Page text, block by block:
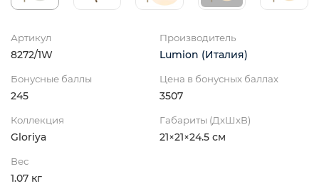
Артикул
8272/1W
Производитель
Lumion (Италия)
Бонусные баллы
245
Цена в бонусных баллах
3507
Коллекция
Gloriya
Габариты (ДхШхВ)
21×21×24.5 см
Вес
1.07 кг